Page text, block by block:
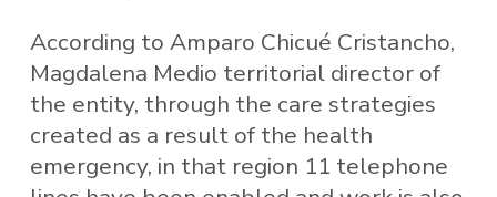
According to Amparo Chicué Cristancho,
Magdalena Medio territorial director of
the entity, through the care strategies
created as a result of the health
emergency, in that region 11 telephone